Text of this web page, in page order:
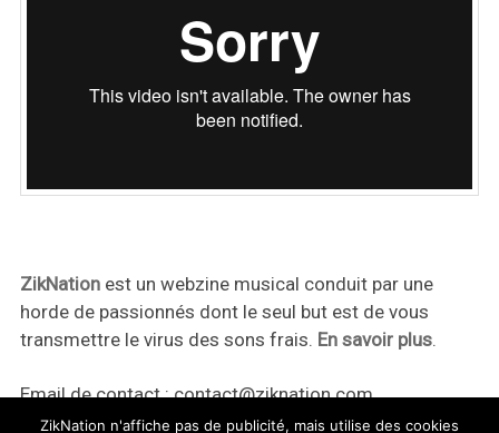
ZikNationest un webzine musical conduit par une
horde de passionnés dont le seul but est de vous
transmettre le virus des sons frais. En savoir plus.
Email de contact :contact@ziknation.com
ZikNation n'affiche pas de publicité, mais utilise des cookies